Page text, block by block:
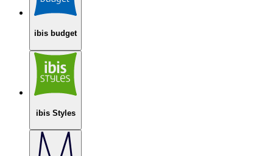
ibis budget
ibis Styles